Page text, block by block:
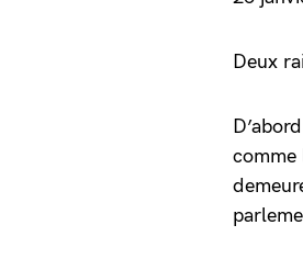
Deux
comme